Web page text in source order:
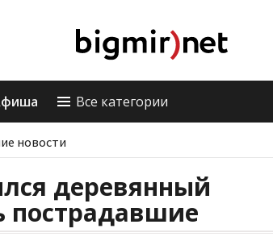
Все категории
новости
деревянный
пострадавшие